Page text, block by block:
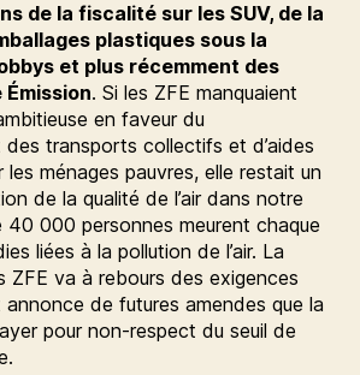
de la fiscalité sur les SUV, de la
plastiques sous la
et plus récemment des
Émission. Si les ZFE manquaient
en faveur du
transports collectifs et d’aides
les ménages pauvres, elle restait un
de la qualité de l’air dans notre
40 000 personnes meurent chaque
liées à la pollution de l’air. La
ZFE va à rebours des exigences
de futures amendes que la
pour non-respect du seuil de